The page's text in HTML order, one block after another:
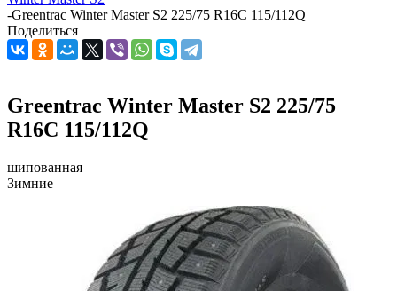
-Greentrac Winter Master S2 225/75 R16C 115/112Q
Поделиться
Greentrac Winter Master S2 225/75
R16C 115/112Q
шипованная
Зимние